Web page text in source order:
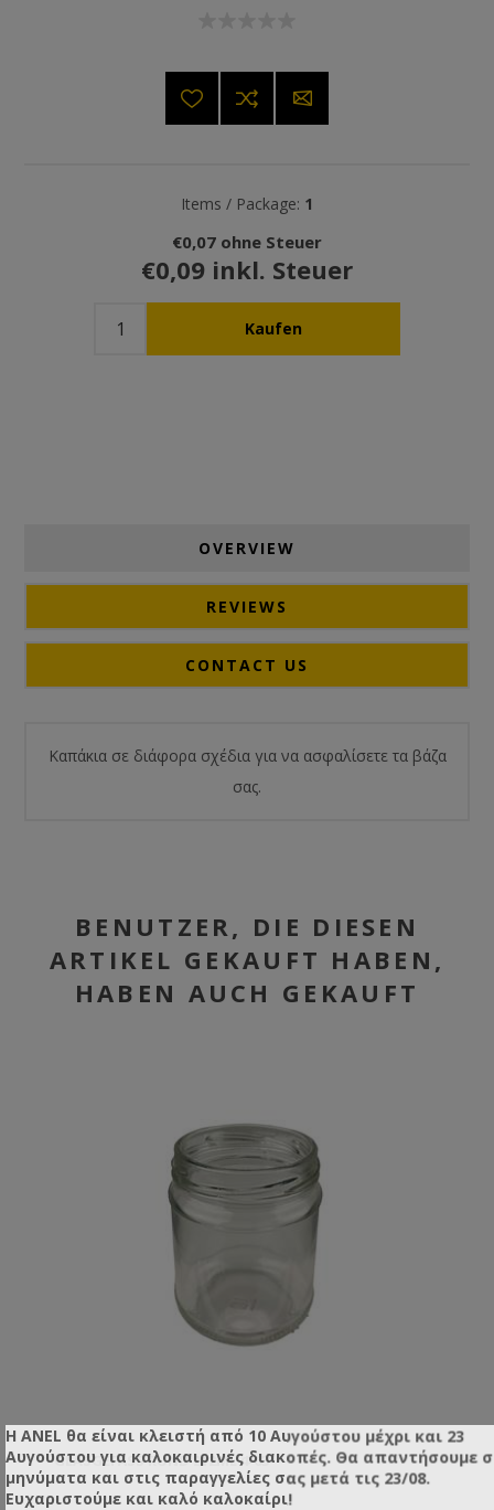
Items / Package: 1
€0,07 ohne Steuer
€0,09 inkl. Steuer
OVERVIEW
REVIEWS
CONTACT US
Καπάκια σε διάφορα σχέδια για να ασφαλίσετε τα βάζα
σας.
BENUTZER, DIE DIESEN
ARTIKEL GEKAUFT HABEN,
HABEN AUCH GEKAUFT
GLASGEFÄSS RUND 212ML Φ63
Η ANEL θα είναι κλειστή από 10 Αυγούστου μέχρι και 23
Αυγούστου για καλοκαιρινές διακοπές. Θα απαντήσουμε
μηνύματα και στις παραγγελίες σας μετά τις 23/08.
Ευχαριστούμε και καλό καλοκαίρι!